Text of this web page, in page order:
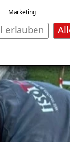
Marketing
erlauben